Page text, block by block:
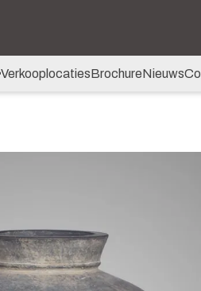
VerkooplocatiesBrochureNieuws